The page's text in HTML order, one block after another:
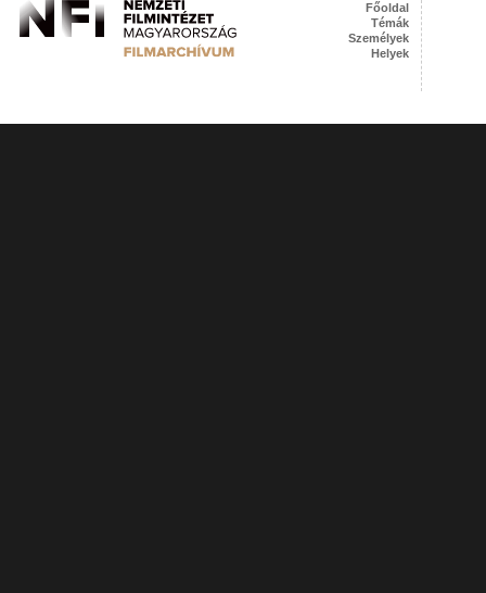
Főoldal
Témák
Személyek
Helyek